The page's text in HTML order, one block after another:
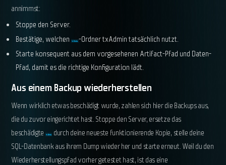
annimmst:
Stoppe den Server.
Bestätige, welchen
txData -Ordner txAdmin tatsächlich nutzt.
Starte konsequent aus dem vorgesehenen Artifact-Pfad und Daten-
Pfad, damit es die richtige Konfiguration lädt.
Aus einem Backup wiederherstellen
Wenn wirklich etwas beschädigt wurde, zahlen sich hier die Backups aus,
die du zuvor eingerichtet hast. Stoppe den Server, ersetze das
beschädigte
txData
durch deine neueste funktionierende Kopie, stelle deine
SQL-Datenbank aus ihrem Dump wieder her und starte erneut. Weil du den
Wiederherstellungspfad vorher getestet hast, ist das eine